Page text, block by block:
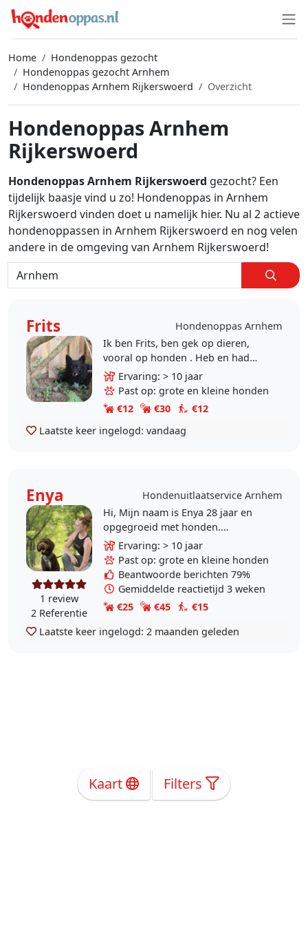
Home
Hondenoppas gezocht
Hondenoppas gezocht Arnhem
Hondenoppas Arnhem Rijkerswoerd
Overzicht
Hondenoppas Arnhem
Rijkerswoerd
Hondenoppas Arnhem Rijkerswoerd gezocht? Een
tijdelijk baasje vind u zo! Hondenoppas in Arnhem
Rijkerswoerd vinden doet u namelijk hier. Nu al 2 actieve
hondenoppassen in Arnhem Rijkerswoerd en nog velen
andere in de omgeving van Arnhem Rijkerswoerd!
Frits
Hondenoppas Arnhem
Ik ben Frits, ben gek op dieren,
vooral op honden . Heb en had
altijd honden , vooral honden met
een rugzakje , vind nl dat ze altijd
een kans moeten..
Ervaring: > 10 jaar
Past op: grote en kleine honden
€12
€30
€12
Laatste keer ingelogd: vandaag
Enya Hondenuitlaatservice Arnhem
1 review
2 Referentie
Hi, Mijn naam is Enya 28 jaar en
opgegroeid met honden.
Daarnaast heb ik ook al veel
opgepast op veel verschillende
honden. In de weekende ben ik..
Ervaring: > 10 jaar
Past op: grote en kleine honden
Beantwoorde berichten 79%
Gemiddelde reactietijd 3 weken
€25
€45
€15
Laatste keer ingelogd: 2 maanden geleden
Kaart Filters